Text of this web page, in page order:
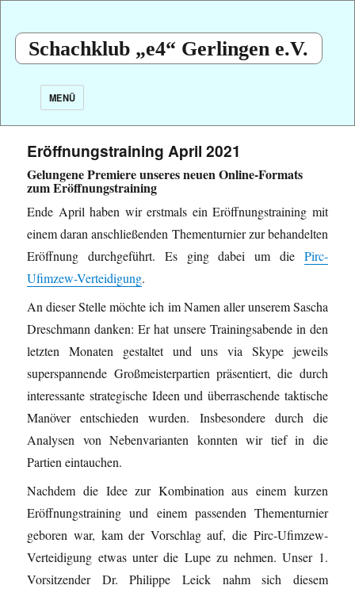
Schachklub „e4“ Gerlingen e.V.
MENÜ
Eröffnungstraining April 2021
Gelungene Premiere unseres neuen Online-Formats
zum Eröffnungstraining
Ende April haben wir erstmals ein Eröffnungstraining mit
einem daran anschließenden Thementurnier zur behandelten
Eröffnung durchgeführt. Es ging dabei um die Pirc-
Ufimzew-Verteidigung.
An dieser Stelle möchte ich im Namen aller unserem Sascha
Dreschmann danken: Er hat unsere Trainingsabende in den
letzten Monaten gestaltet und uns via Skype jeweils
superspannende Großmeisterpartien präsentiert, die durch
interessante strategische Ideen und überraschende taktische
Manöver entschieden wurden. Insbesondere durch die
Analysen von Nebenvarianten konnten wir tief in die
Partien eintauchen.
Nachdem die Idee zur Kombination aus einem kurzen
Eröffnungstraining und einem passenden Thementurnier
geboren war, kam der Vorschlag auf, die Pirc-Ufimzew-
Verteidigung etwas unter die Lupe zu nehmen. Unser 1.
Vorsitzender Dr. Philippe Leick nahm sich diesem